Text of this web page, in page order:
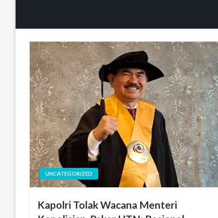
UNCATEGORIZED
Kapolri Tolak Wacana Menteri